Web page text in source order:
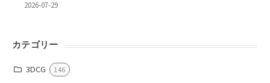
2026-07-29
カテゴリー
3DCG 146